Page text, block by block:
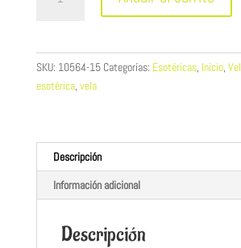
SKU: 10564-15 Categorías: Esotéricas, Inicio,
esotérica, vela
Descripción
Información adicional
Descripción